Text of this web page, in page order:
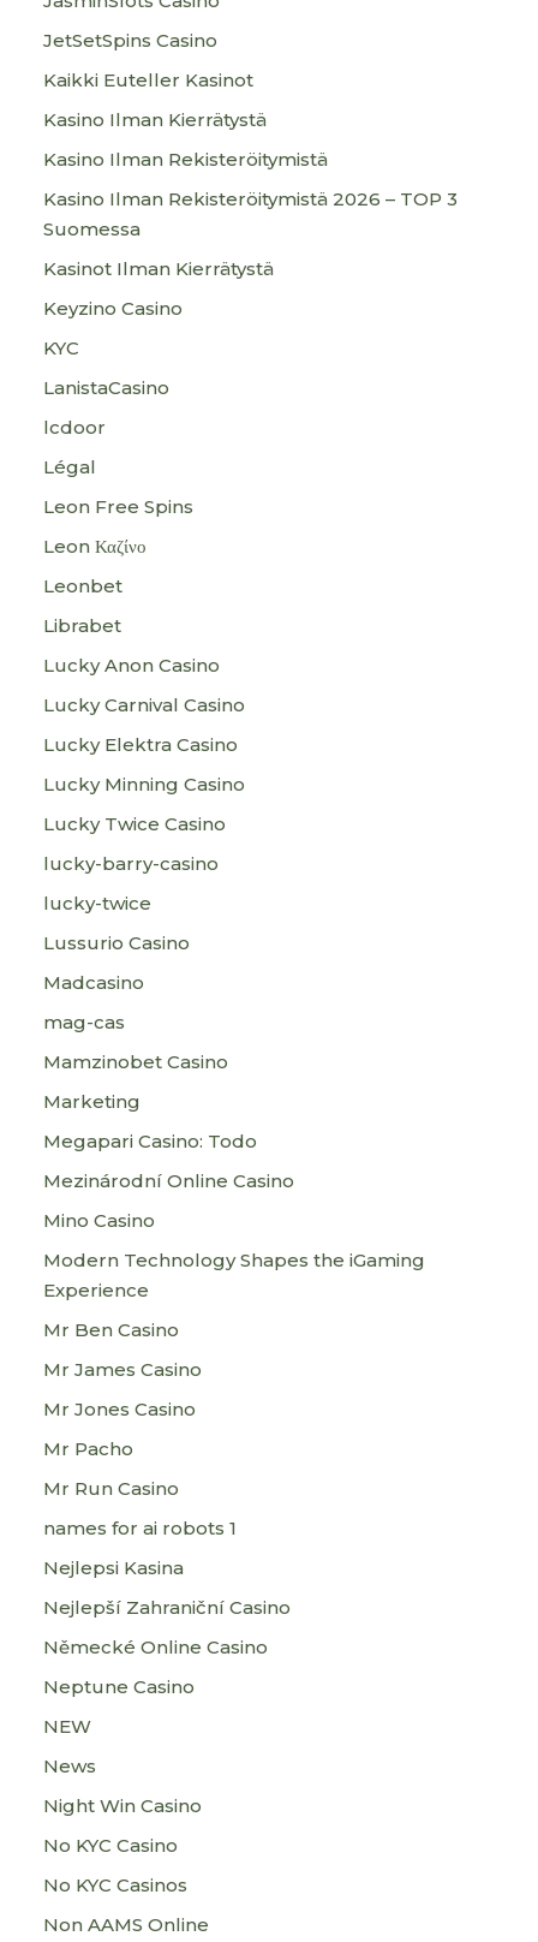
JetSetSpins Casino
Kaikki Euteller Kasinot
Kasino Ilman Kierrätystä
Kasino Ilman Rekisteröitymistä
Kasino Ilman Rekisteröitymistä 2026 – TOP 3
Suomessa
Kasinot Ilman Kierrätystä
Keyzino Casino
KYC
LanistaCasino
lcdoor
Légal
Leon Free Spins
Leon Καζίνο
Leonbet
Librabet
Lucky Anon Casino
Lucky Carnival Casino
Lucky Elektra Casino
Lucky Minning Casino
Lucky Twice Casino
lucky-barry-casino
lucky-twice
Lussurio Casino
Madcasino
mag-cas
Mamzinobet Casino
Marketing
Megapari Casino: Todo
Mezinárodní Online Casino
Mino Casino
Modern Technology Shapes the iGaming
Experience
Mr Ben Casino
Mr James Casino
Mr Jones Casino
Mr Pacho
Mr Run Casino
names for ai robots 1
Nejlepsi Kasina
Nejlepší Zahraniční Casino
Německé Online Casino
Neptune Casino
NEW
News
Night Win Casino
No KYC Casino
No KYC Casinos
Non AAMS Online